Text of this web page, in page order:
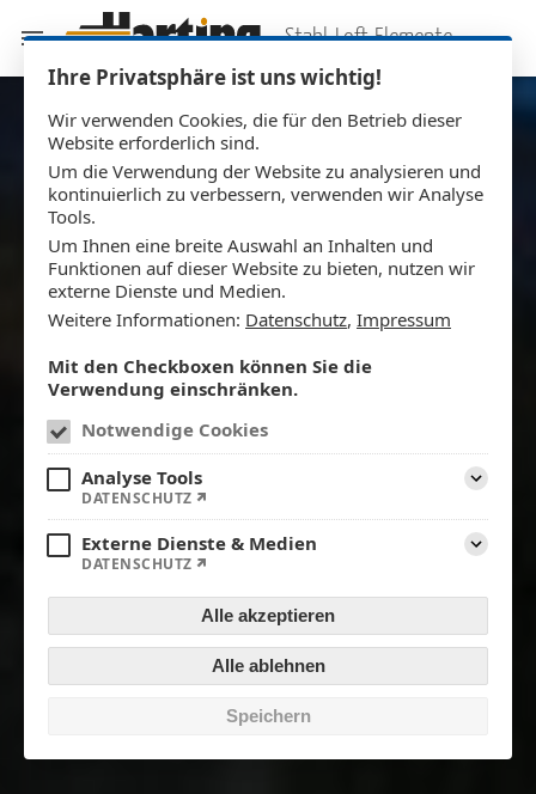
Stahl-Loft-Elemente
Ihre Privatsphäre ist uns wichtig!
Wir verwenden Cookies, die für den Betrieb dieser
Website erforderlich sind.
Um die Verwendung der Website zu analysieren und
kontinuierlich zu verbessern, verwenden wir Analyse
Tools.
Um Ihnen eine breite Auswahl an Inhalten und
Funktionen auf dieser Website zu bieten, nutzen wir
externe Dienste und Medien.
Weitere Informationen: Datenschutz, Impressum
Mit den Checkboxen können Sie die
Verwendung einschränken.
Notwendige Cookies
Analyse Tools
DATENSCHUTZ
Externe Dienste & Medien
DATENSCHUTZ
Alle akzeptieren
Alle ablehnen
Speichern